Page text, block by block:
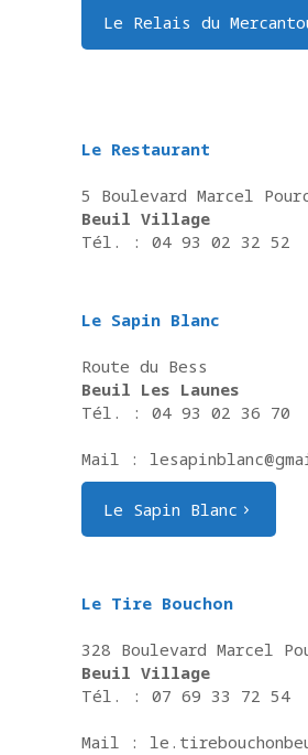
Le Relais du
Le Restaurant
5 Boulevard Marcel
Beuil Village
Tél. : 04 93 02 32 52
Le Sapin Blanc
Route du Bess
Beuil Les Launes
Tél. : 04 93 02 36 70
Mail :
Le Sapin Blanc
Le Tire Bouchon
328 Boulevard Marcel
Beuil Village
Tél. : 07 69 33 72 54
Mail :